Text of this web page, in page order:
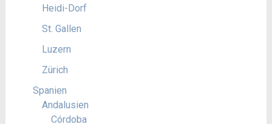
Heidi-Dorf
St. Gallen
Luzern
Zürich
Spanien
Andalusien
Córdoba